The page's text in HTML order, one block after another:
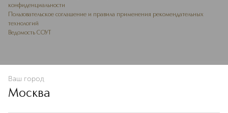
конфиденциальности
Пользовательское соглашение и правила применения рекомендательных
технологий
Ведомость СОУТ
Ваш город
Москва